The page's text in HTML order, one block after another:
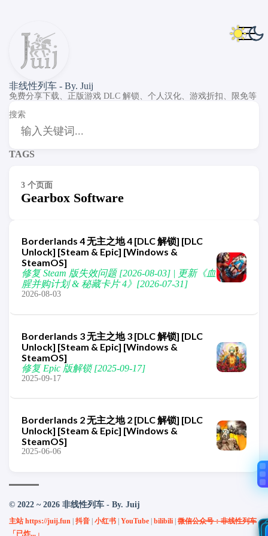
非线性列车 - By. Juij
免费分享下载、正版游戏 DLC 解锁、个人汉化、游戏折扣、限免等
搜索
TAGS
3 个页面
Gearbox Software
Borderlands 4 无主之地 4 [DLC 解锁] [DLC
Unlock] [Steam & Epic] [Windows &
SteamOS]
修复 Steam 版失效问题 [2026-08-03] | 更新《血
腥并购计划 & 秘藏卡片 4》[2026-07-31]
2026-08-03
Borderlands 3 无主之地 3 [DLC 解锁] [DLC
Unlock] [Steam & Epic] [Windows &
SteamOS]
修复 Epic 版解锁 [2025-09-17]
2025-09-17
Borderlands 2 无主之地 2 [DLC 解锁] [DLC
Unlock] [Steam & Epic] [Windows &
SteamOS]
2025-06-06
© 2022 ~ 2026 非线性列车 - By. Juij
主站 https://juij.fun 抖音 小红书 YouTube bilibili 微信公众号：非线性列车
「已炸...」